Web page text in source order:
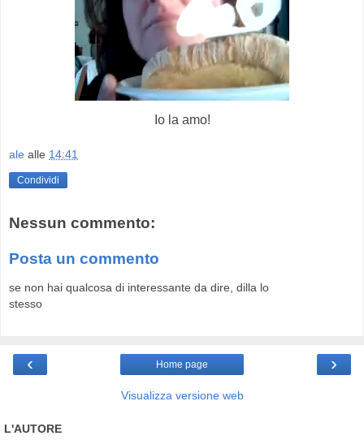
Io la amo!
ale alle 14:41
Condividi
Nessun commento:
Posta un commento
se non hai qualcosa di interessante da dire, dilla lo
stesso
‹ ›
Home page
Visualizza versione web
L'AUTORE